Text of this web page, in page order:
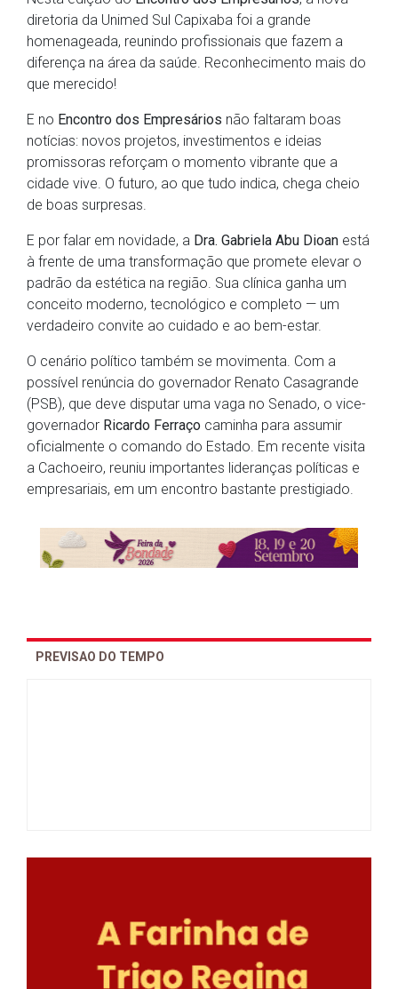
diretoria da Unimed Sul Capixaba foi a grande
homenageada, reunindo profissionais que fazem a
diferença na área da saúde. Reconhecimento mais do
que merecido!
E no Encontro dos Empresários não faltaram boas
notícias: novos projetos, investimentos e ideias
promissoras reforçam o momento vibrante que a
cidade vive. O futuro, ao que tudo indica, chega cheio
de boas surpresas.
E por falar em novidade, a Dra. Gabriela Abu Dioan está
à frente de uma transformação que promete elevar o
padrão da estética na região. Sua clínica ganha um
conceito moderno, tecnológico e completo — um
verdadeiro convite ao cuidado e ao bem-estar.
O cenário político também se movimenta. Com a
possível renúncia do governador Renato Casagrande
(PSB), que deve disputar uma vaga no Senado, o vice-
governador Ricardo Ferraço caminha para assumir
oficialmente o comando do Estado. Em recente visita
a Cachoeiro, reuniu importantes lideranças políticas e
empresariais, em um encontro bastante prestigiado.
PREVISAO DO TEMPO